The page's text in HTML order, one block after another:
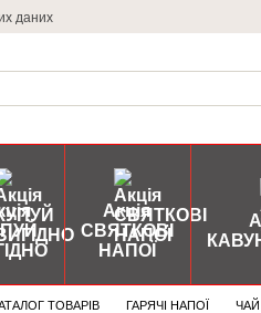
даних
Акція
СВЯТКОВІ
НАПОЇ
ТОВАРІВ ГАРЯЧІ НАПОЇ ЧАЙ